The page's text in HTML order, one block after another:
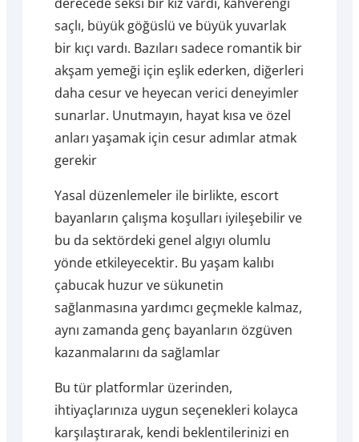
saçlı, büyük göğüslü ve büyük yuvarlak
bir kıçı vardı. Bazıları sadece romantik bir
akşam yemeği için eşlik ederken, diğerleri
daha cesur ve heyecan verici deneyimler
sunarlar. Unutmayın, hayat kısa ve özel
anları yaşamak için cesur adımlar atmak
gerekir
Yasal düzenlemeler ile birlikte, escort
bayanların çalışma koşulları iyileşebilir ve
bu da sektördeki genel algıyı olumlu
yönde etkileyecektir. Bu yaşam kalıbı
çabucak huzur ve sükunetin
sağlanmasına yardımcı geçmekle kalmaz,
aynı zamanda genç bayanların özgüven
kazanmalarını da sağlamlar
Bu tür platformlar üzerinden,
ihtiyaçlarınıza uygun seçenekleri kolayca
karşılaştırarak, kendi beklentilerinizi en